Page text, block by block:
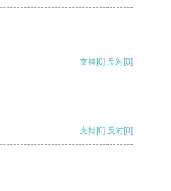
支持[0] 反对[0]
支持[0] 反对[0]